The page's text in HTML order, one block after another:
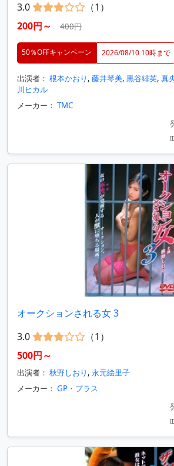
3.0
（1）
200円～
400円
50％OFFキャンペーン 2026/08/10 10時まで
出演者： 根本かおり , 藤井琴美, 黒谷緋英, 真
川ヒカル
メーカー： TMC
オークションされる女 3
3.0
（1）
500円～
出演者： 秋野しおり , 永元絵里子
メーカー： GP・プラス